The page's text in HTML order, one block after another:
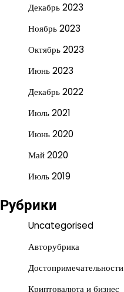
Декабрь 2023
Ноябрь 2023
Октябрь 2023
Июнь 2023
Декабрь 2022
Июль 2021
Июнь 2020
Май 2020
Июль 2019
Рубрики
Uncategorised
Авторубрика
Достопримечательности
Криптовалюта и бизнес